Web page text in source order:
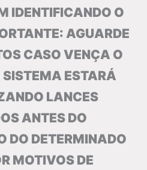
IDENTIFICANDO O
AGUARDE
CASO VENÇA O
SISTEMA ESTARÁ
LANCES
ANTES DO
DO DETERMINADO
MOTIVOS DE